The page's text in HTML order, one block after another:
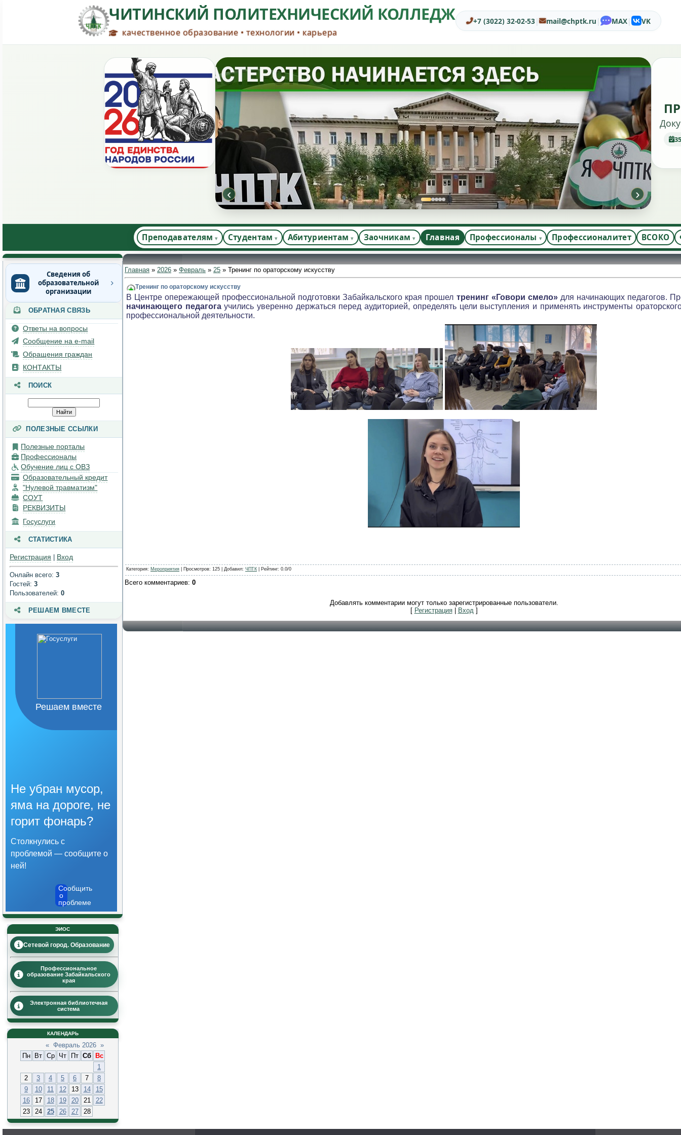
ЧИТИНСКИЙ ПОЛИТЕХНИЧЕСКИЙ КОЛЛЕДЖ
качественное образование • технологии • карьера
+7 (3022) 32-02-53| mail@chptk.ru | MAX| VK
‹ ›
Преподавателям Студентам Абитуриентам Заочникам Главная Профессионалы Профессионалитет ВСОКО
Сведения об
образовательной
организации
Основные сведения
Структура и органы
управления
образовательной
организацией
Документы
Образование
Руководство
Педагогический состав
Материально-техническое
оснащенность
образовательного
процесса. Доступная среда
Платные образовательные
услуги
Финансово-хозяйственная
деятельность
Вакантные места для
приема (перевода)
обучающихся
Стипендии и меры
поддержки обучающихся
Международное
сотрудничество
Организация питания в
образовательной
Образовательные
стандарты и требования
ОБРАТНАЯ СВЯЗЬ
Ответы на вопросы
Сообщение на e-mail
Обращения граждан
КОНТАКТЫ
ПОИСК
ПОЛЕЗНЫЕ ССЫЛКИ
Полезные порталы
Профессионалы
Обучение лиц с ОВЗ
Образовательный кредит
"Нулевой травматизм"
СОУТ
РЕКВИЗИТЫ
Госуслуги
СТАТИСТИКА
Регистрация Вход
Онлайн всего: 3
Гостей: 3
Пользователей: 0
РЕШАЕМ ВМЕСТЕ
Решаем вместе
Не убран мусор,
яма на дороге, не
горит фонарь?
Столкнулись с
проблемой — сообщите о
ней!
Сообщить
о
проблеме
ЭИОС
Сетевой город. Образование
Профессиональное
образование Забайкальского
края
Электронная библиотечная
система
КАЛЕНДАРЬ
« Февраль 2026 »
Пн
Вт Ср Чт Пт Сб
Вс
1
2
3 4 5 6 7
8
9
10 11 12 13 14
15
16
17 18 19 20 21
22
23
24 25 26 27 28
Главная » 2026 » Февраль » 25 » Тренинг по ораторскому искусству
Тренинг по ораторскому искусству
В Центре опережающей профессиональной подготовки Забайкальского края прошел тренинг «Говори смело»для начинающих педагогов.
начинающего педагогаучились уверенно держаться перед аудиторией, определять цели выступления и применять инструменты
профессиональной деятельности.
Категория: Мероприятия Просмотров: 125 | Добавил: ЧПТК Рейтинг: 0.0/0
Всего комментариев: 0
Добавлять комментарии могут только зарегистрированные пользователи.
[ Регистрация| Вход]